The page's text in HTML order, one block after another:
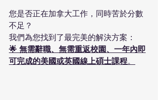
您是否正在加拿大工作，同時苦於分數
不足？
我們為您找到了最完美的解決方案：
🌟 無需辭職、無需重返校園、一年內即
可完成的美國或英國線上碩士課程。